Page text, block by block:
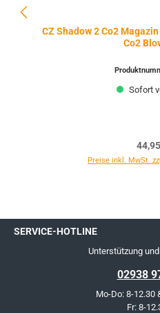
CZ Shadow 2 Co2
Co2
Sofort
Preise inkl. MwSt.
SERVICE-HOTLINE
Unterstützung
02938
Mo-Do: 8-12.30
Fr: 8-